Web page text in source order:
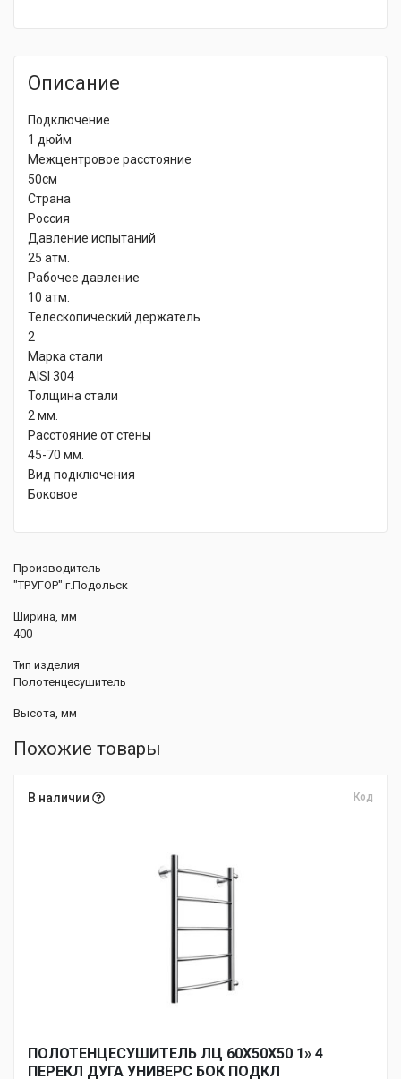
Описание
Подключение
1 дюйм
Межцентровое расстояние
50см
Страна
Россия
Давление испытаний
25 атм.
Рабочее давление
10 атм.
Телескопический держатель
2
Марка стали
AISI 304
Толщина стали
2 мм.
Расстояние от стены
45-70 мм.
Вид подключения
Боковое
Производитель
"ТРУГОР" г.Подольск
Ширина, мм
400
Тип изделия
Полотенцесушитель
Высота, мм
Похожие товары
В наличии Код
ПОЛОТЕНЦЕСУШИТЕЛЬ ЛЦ 60Х50Х50 1» 4
ПЕРЕКЛ ДУГА УНИВЕРС БОК ПОДКЛ